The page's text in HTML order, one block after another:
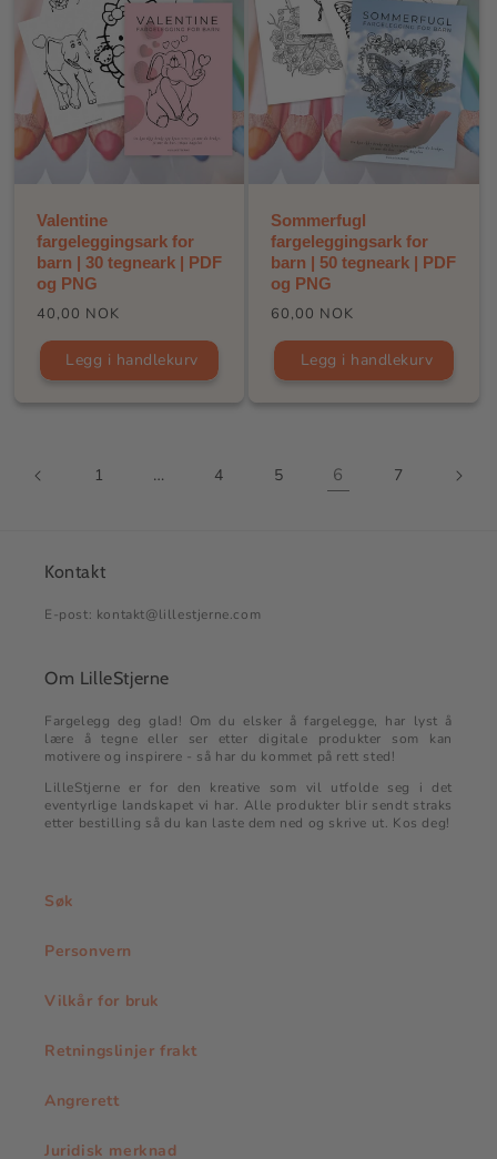
Valentine
fargeleggingsark for
barn | 30 tegneark | PDF
og PNG
Vanlig
pris
40,00 NOK
Legg i handlekurv
Sommerfugl
fargeleggingsark for
barn | 50 tegneark | PDF
og PNG
Vanlig
pris
60,00 NOK
Legg i handlekurv
1 … 4 5 6 7
Kontakt
E-post: kontakt@lillestjerne.com
Om LilleStjerne
Fargelegg deg glad! Om du elsker å fargelegge, har lyst å
lære å tegne eller ser etter digitale produkter som kan
motivere og inspirere - så har du kommet på rett sted!
LilleStjerne er for den kreative som vil utfolde seg i det
eventyrlige landskapet vi har. Alle produkter blir sendt straks
etter bestilling så du kan laste dem ned og skrive ut. Kos deg!
Søk
Personvern
Vilkår for bruk
Retningslinjer frakt
Angrerett
Juridisk merknad